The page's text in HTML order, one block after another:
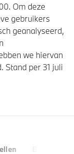
Om deze
gebruikers
geanalyseerd,
we hiervan
Stand per 31 juli